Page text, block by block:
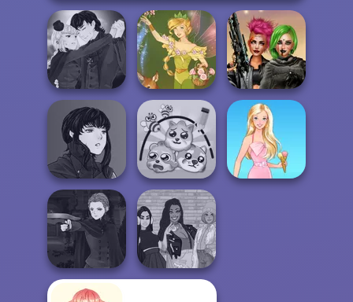
Manga Creator
Vampire Hunter
P...
Vintage Fairy
Cyberpunk
Shieldmaidens
Manga Creator
Vampire Hunter
P...
Protect My Dog 3